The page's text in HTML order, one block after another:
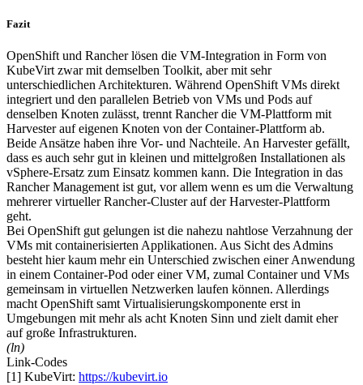
Fazit
OpenShift und Rancher lösen die VM-Integration in Form von
KubeVirt zwar mit demselben Toolkit, aber mit sehr
unterschiedlichen Architekturen. Während OpenShift VMs direkt
integriert und den parallelen Betrieb von VMs und Pods auf
denselben Knoten zulässt, trennt Rancher die VM-Plattform mit
Harvester auf eigenen Knoten von der Container-Plattform ab.
Beide Ansätze haben ihre Vor- und Nachteile. An Harvester gefällt,
dass es auch sehr gut in kleinen und mittelgroßen Installationen als
vSphere-Ersatz zum Einsatz kommen kann. Die Integration in das
Rancher Management ist gut, vor allem wenn es um die Verwaltung
mehrerer virtueller Rancher-Cluster auf der Harvester-Plattform
geht.
Bei OpenShift gut gelungen ist die nahezu nahtlose Verzahnung der
VMs mit containerisierten Applikationen. Aus Sicht des Admins
besteht hier kaum mehr ein Unterschied zwischen einer Anwendung
in einem Container-Pod oder einer VM, zumal Container und VMs
gemeinsam in virtuellen Netzwerken laufen können. Allerdings
macht OpenShift samt Virtualisierungskomponente erst in
Umgebungen mit mehr als acht Knoten Sinn und zielt damit eher
auf große Infrastrukturen.
(ln)
Link-Codes
[1] KubeVirt: https://kubevirt.io